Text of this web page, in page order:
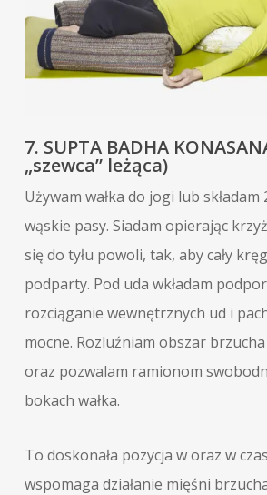
7. SUPTA BADHA
„szewca” leżąca)
Używam wałka do jogi lub składam
wąskie pasy. Siadam opierając krzyż
się do tyłu powoli, tak, aby cały
podparty. Pod uda wkładam
rozciąganie wewnętrznych ud i
mocne. Rozluźniam obszar
oraz pozwalam ramionom
bokach wałka.
To doskonała pozycja w oraz w
wspomaga działanie mięśni